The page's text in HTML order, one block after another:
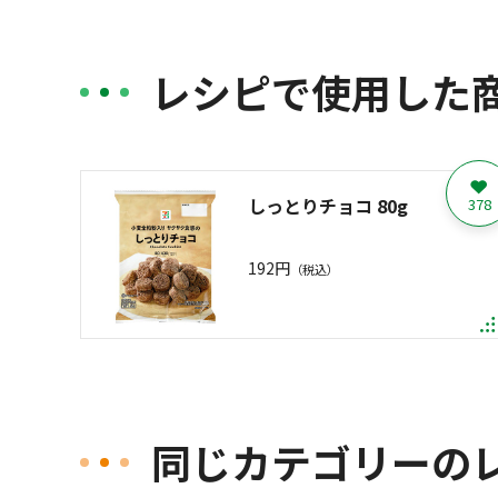
レシピで使用した
しっとりチョコ 80g
192円 （税込）
378
同じカテゴリーの